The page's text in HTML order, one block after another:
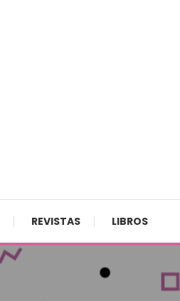
REVISTAS LIBROS